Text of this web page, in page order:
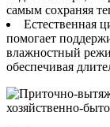
самым сохраняя
Естественная
помогает
влажностный
обеспечивая